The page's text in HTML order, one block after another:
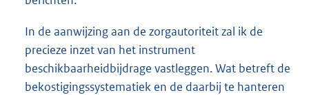
In de aanwijzing aan de zorgautoriteit zal ik de
precieze inzet van het instrument
beschikbaarheidbijdrage vastleggen. Wat betreft de
bekostigingssystematiek en de daarbij te hanteren